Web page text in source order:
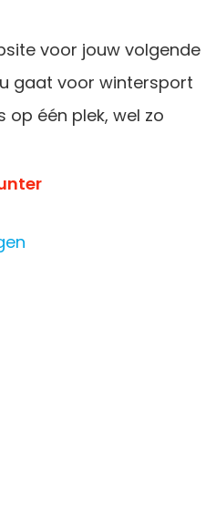
voor jouw volgende
gaat voor wintersport
op één plek, wel zo